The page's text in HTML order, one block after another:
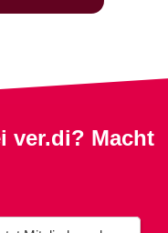
ver.di? Macht